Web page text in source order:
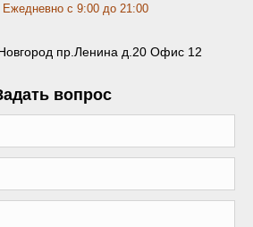
Ежедневно с 9:00 до 21:00
пр.Ленина д.20 Офис 12
вопрос